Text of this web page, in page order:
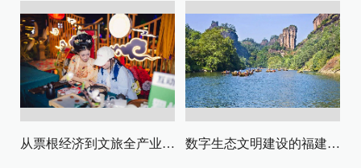
从票根经济到文旅全产业链升级 数字生态文明建设的福建路径与启示